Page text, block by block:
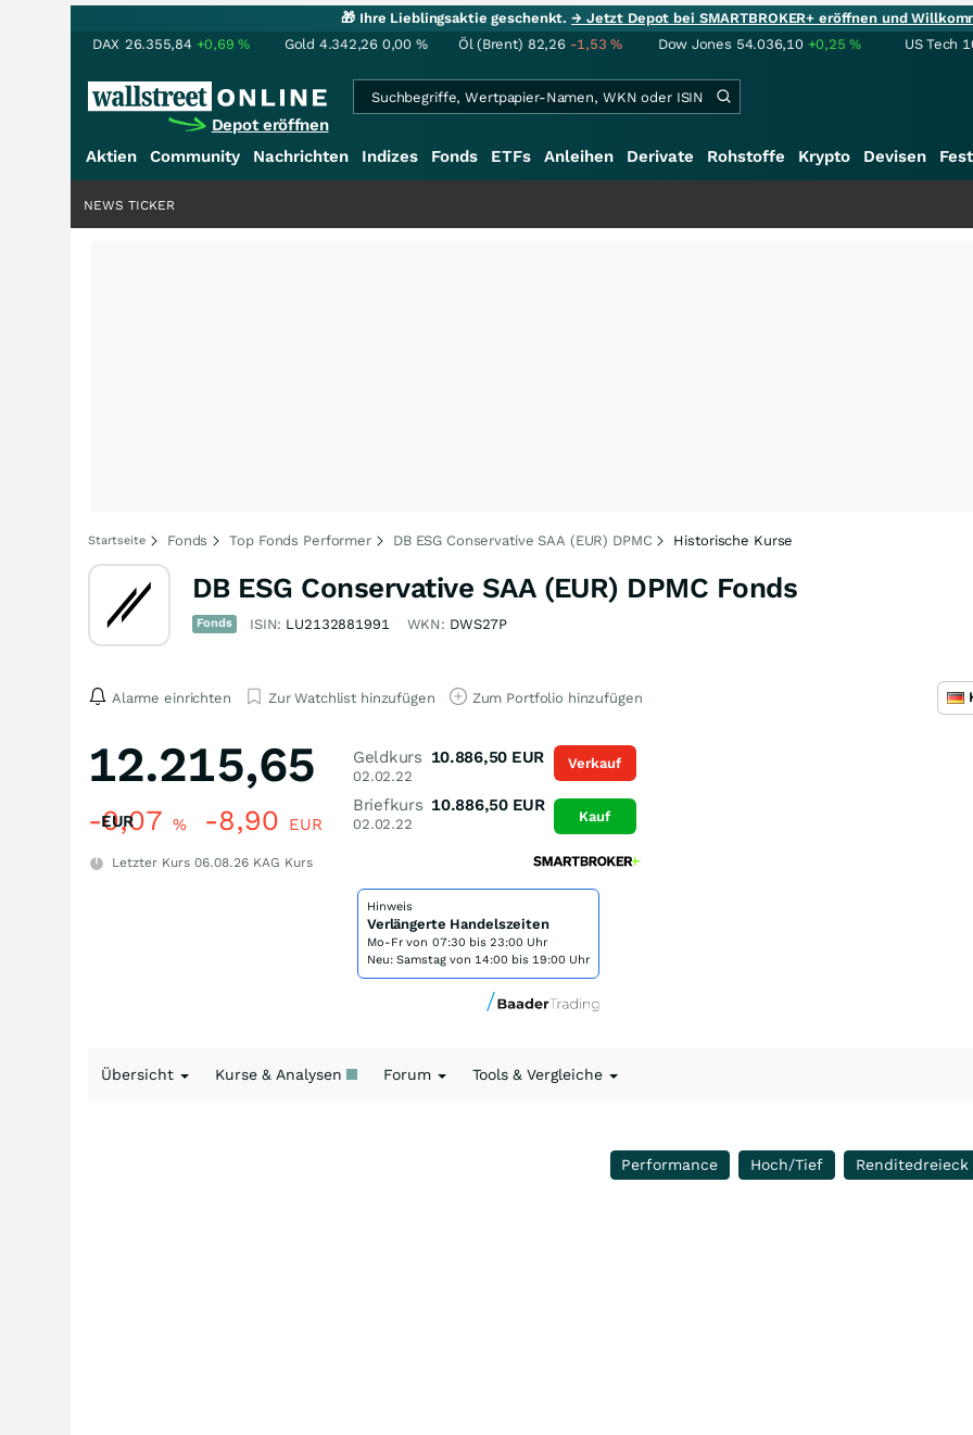
🎁 Ihre Lieblingsaktie geschenkt.→ Jetzt Depot bei SMARTBROKER+ eröffnen und
DAX 26.355,84 +0,69% Gold 4.342,26 0,00 % Öl (Brent) 82,26 -1,53% Dow Jones 54.036,10 +0,25% US Tech
Depot eröffnen
Aktien Community Nachrichten Indizes Fonds ETFs Anleihen Derivate Rohstoffe Krypto Devisen
NEWS TICKER
Startseite Fonds Top Fonds Performer DB ESG Conservative SAA (EUR) DPMC Historische Kurse
DB ESG Conservative SAA (EUR) DPMC Fonds
Fonds ISIN: LU2132881991 WKN: DWS27P
Alarme einrichten Zur Watchlist hinzufügen Zum Portfolio hinzufügen
12.215,65
EUR
-0,07 % -8,90 EUR
Letzter Kurs 06.08.26 KAG Kurs
Geldkurs
02.02.22
10.886,50 EUR
Briefkurs
02.02.22
10.886,50 EUR
Verkauf
Kauf
Hinweis
Verlängerte Handelszeiten
Mo-Fr von 07:30 bis 23:00 Uhr
Neu: Samstag von 14:00 bis 19:00 Uhr
Übersicht Kurse & Analysen Forum Tools & Vergleiche
Performance Hoch/Tief Renditedreieck